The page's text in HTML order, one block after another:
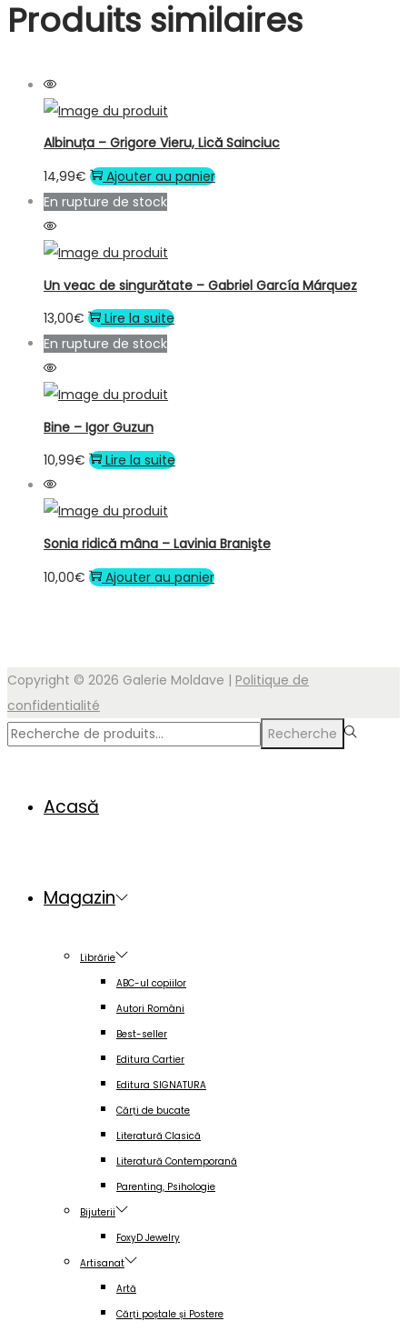
Produits similaires
Albinuța – Grigore Vieru, Lică Sainciuc
14,99€
Ajouter au panier
En rupture de stock
Un veac de singurătate – Gabriel García Márquez
13,00€
Lire la suite
En rupture de stock
Bine – Igor Guzun
10,99€ Lire la suite
Sonia ridică mâna – Lavinia Branişte
10,00€ Ajouter au panier
Copyright © 2026 Galerie Moldave | Politique de
confidentialité
Rechercher
Recherche
Acasă
Magazin
Librărie
ABC-ul copiilor
Autori Români
Best-seller
Editura Cartier
Editura SIGNATURA
Cărți de bucate
Literatură Clasică
Literatură Contemporană
Parenting, Psihologie
Bijuterii
FoxyD Jewelry
Artisanat
Artă
Cărți poștale și Postere